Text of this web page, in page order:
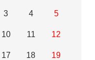
3 4 5
10 11 12
17 18 19